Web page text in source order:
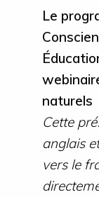
Le
naturels
Cette
anglais
vers le